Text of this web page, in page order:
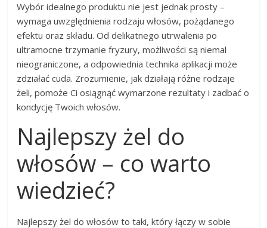
Wybór idealnego produktu nie jest jednak prosty –
wymaga uwzględnienia rodzaju włosów, pożądanego
efektu oraz składu. Od delikatnego utrwalenia po
ultramocne trzymanie fryzury, możliwości są niemal
nieograniczone, a odpowiednia technika aplikacji może
zdziałać cuda. Zrozumienie, jak działają różne rodzaje
żeli, pomoże Ci osiągnąć wymarzone rezultaty i zadbać o
kondycję Twoich włosów.
Najlepszy żel do
włosów – co warto
wiedzieć?
Najlepszy żel do włosów to taki, który łączy w sobie